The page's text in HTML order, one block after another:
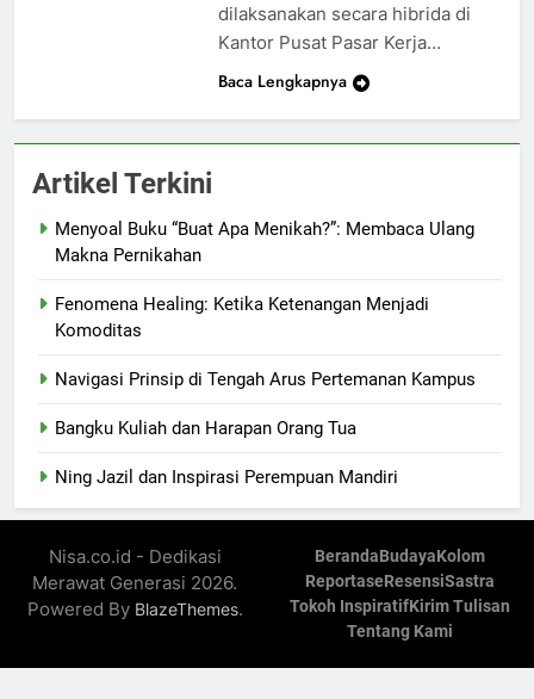
dilaksanakan secara hibrida di
Kantor Pusat Pasar Kerja…
Baca Lengkapnya
Artikel Terkini
Menyoal Buku “Buat Apa Menikah?”: Membaca Ulang
Makna Pernikahan
Fenomena Healing: Ketika Ketenangan Menjadi
Komoditas
Navigasi Prinsip di Tengah Arus Pertemanan Kampus
Bangku Kuliah dan Harapan Orang Tua
Ning Jazil dan Inspirasi Perempuan Mandiri
Nisa.co.id - Dedikasi
Merawat Generasi 2026.
Powered By BlazeThemes.
BerandaBudayaKolom
ReportaseResensiSastra
Tokoh InspiratifKirim Tulisan
Tentang Kami